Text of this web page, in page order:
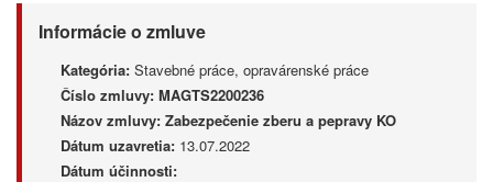
Informácie o zmluve
Kategória: Stavebné práce, opravárenské práce
Číslo zmluvy: MAGTS2200236
Názov zmluvy: Zabezpečenie zberu a pepravy KO
Dátum uzavretia: 13.07.2022
Dátum účinnosti: